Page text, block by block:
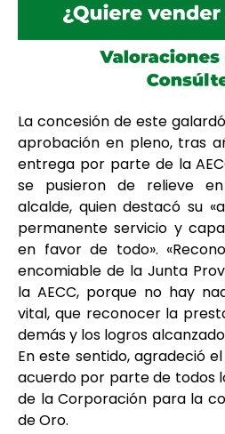
La concesión de este
aprobación en pleno, tras
entrega por parte de la
se pusieron de relieve
alcalde, quien destacó su
permanente servicio y
en favor de todo».
encomiable de la Junta
la AECC, porque no hay
vital, que reconocer la
demás y los logros
En este sentido, agradeció
acuerdo por parte de todos
de la Corporación para la
de Oro.